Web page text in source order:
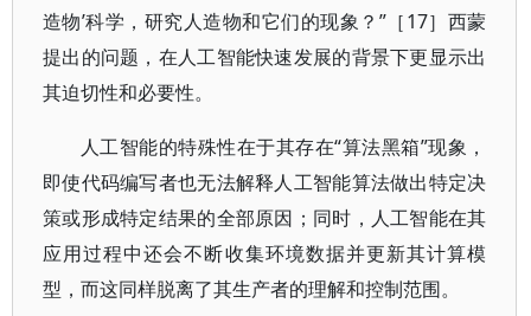
造物’科学，研究人造物和它们的现象？”［17］西蒙
提出的问题，在人工智能快速发展的背景下更显示出
其迫切性和必要性。
人工智能的特殊性在于其存在“算法黑箱”现象，
即使代码编写者也无法解释人工智能算法做出特定决
策或形成特定结果的全部原因；同时，人工智能在其
应用过程中还会不断收集环境数据并更新其计算模
型，而这同样脱离了其生产者的理解和控制范围。